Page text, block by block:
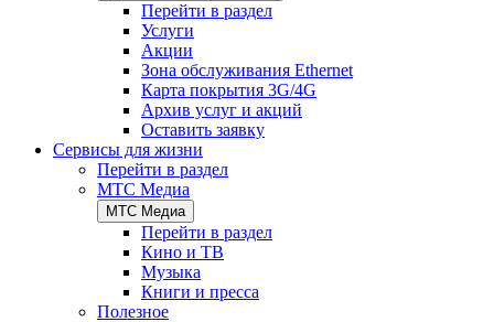
Перейти в раздел
Услуги
Акции
Зона обслуживания Ethernet
Карта покрытия 3G/4G
Архив услуг и акций
Оставить заявку
Сервисы для жизни
Перейти в раздел
МТС Медиа
МТС Медиа
Перейти в раздел
Кино и ТВ
Музыка
Книги и пресса
Полезное